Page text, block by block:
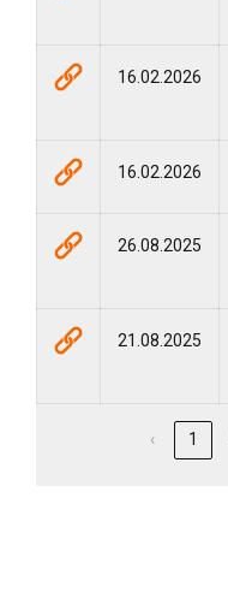
16.02.2026
16.02.2026
26.08.2025
21.08.2025
‹ 1